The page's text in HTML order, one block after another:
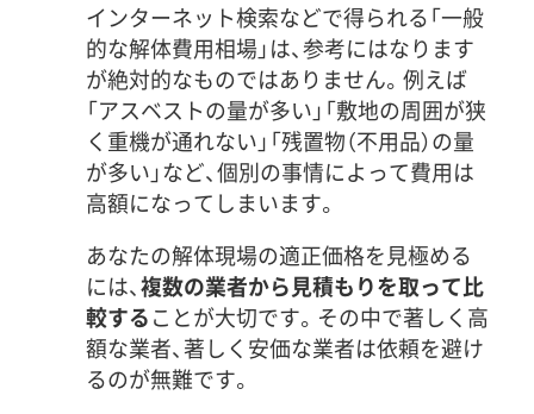
インターネット検索などで得られる「一般
的な解体費用相場」は、参考にはなります
が絶対的なものではありません。例えば
「アスベストの量が多い」「敷地の周囲が狭
く重機が通れない」「残置物（不用品）の量
が多い」など、個別の事情によって費用は
高額になってしまいます。
あなたの解体現場の適正価格を見極める
には、複数の業者から見積もりを取って比
較することが大切です。その中で著しく高
額な業者、著しく安価な業者は依頼を避け
るのが無難です。